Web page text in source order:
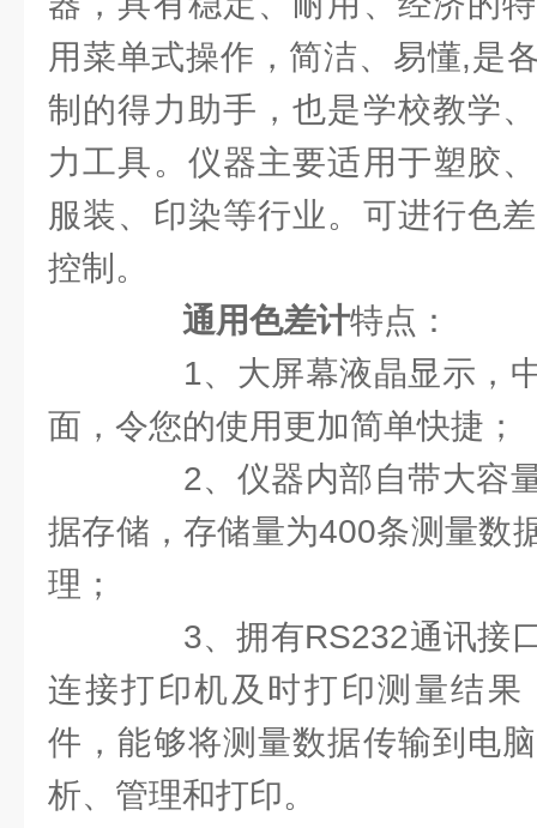
用菜单式操作，简洁、易懂,是
制的得力助手，也是学校教学
力工具。仪器主要适用于塑胶
服装、印染等行业。可进行色
控制。
通用色差计特点：
1、大屏幕液晶显示，中
面，令您的使用更加简单快捷；
2、仪器内部自带大容量
据存储，存储量为400条测量数
理；
3、拥有RS232通讯接口
连接打印机及时打印测量结果
件，能够将测量数据传输到电
析、管理和打印。